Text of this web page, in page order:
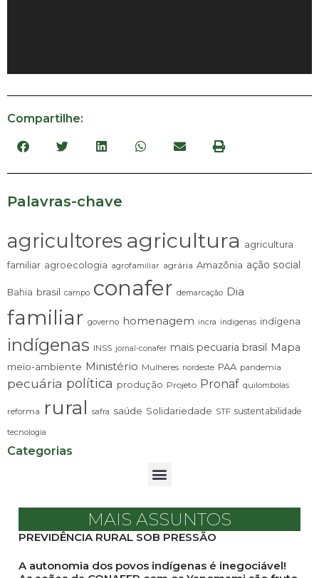
Compartilhe:
Palavras-chave
agricultores agricultura agricultura
familiar agroecologia agrofamiliar agrária Amazônia ação social
Bahia brasil campo conafer demarcação Dia
familiar governo homenagem incra indigenas indígena
indígenas INSS jornal-conafer mais pecuaria brasil Mapa
meio-ambiente Ministério Mulheres nordeste PAA pandemia
pecuária política produção Projeto Pronaf quilombolas
reforma rural safra saúde Solidariedade STF sustentabilidade
tecnologia
Categorias
MAIS ASSUNTOS
PREVIDÊNCIA RURAL SOB PRESSÃO
A autonomia dos povos indígenas é inegociável!